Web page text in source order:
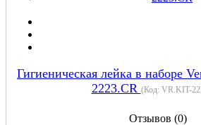
Гигиеническая лейка в наборе
2223.CR (Код: VR.KIT-
Отзывов (0)